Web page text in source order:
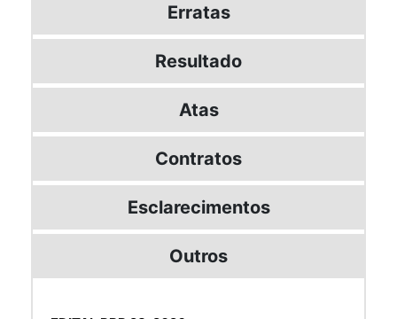
Erratas
Resultado
Atas
Contratos
Esclarecimentos
Outros